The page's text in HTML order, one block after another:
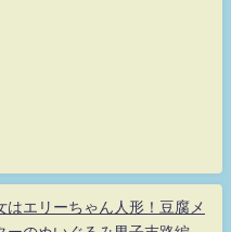
エリーちゃん人形！豆腐メ